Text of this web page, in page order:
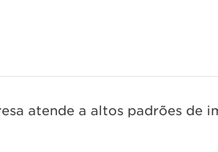
atende a altos padrões de